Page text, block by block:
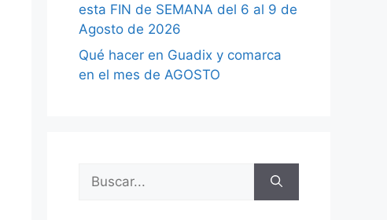
esta FIN de SEMANA del 6 al 9 de
Agosto de 2026
Qué hacer en Guadix y comarca
en el mes de AGOSTO
Buscar: